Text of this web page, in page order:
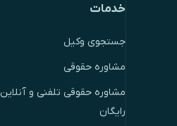
خدمات
جستجوی وکیل
مشاوره حقوقی
مشاوره حقوقی تلفنی و آنلاین
رایگان